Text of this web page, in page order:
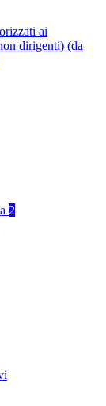
ai
dirigenti) (da
2